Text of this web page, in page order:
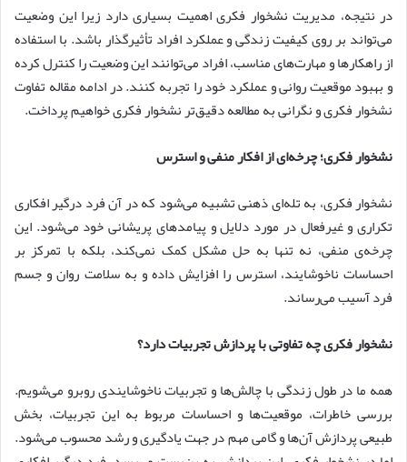
در نتیجه، مدیریت نشخوار فکری اهمیت بسیاری دارد زیرا این وضعیت
می‌تواند بر روی کیفیت زندگی و عملکرد افراد تأثیرگذار باشد. با استفاده
از راهکارها و مهارت‌های مناسب، افراد می‌توانند این وضعیت را کنترل کرده
و بهبود موقعیت روانی و عملکرد خود را تجربه کنند. در ادامه مقاله تفاوت
نشخوار فکری و نگرانی به مطالعه دقیق‌تر نشخوار فکری خواهیم پرداخت.
نشخوار فکری؛ چرخه‌ای از افکار منفی و استرس
نشخوار فکری، به تله‌ای ذهنی تشبیه می‌شود که در آن فرد درگیر افکاری
تکراری و غیرفعال در مورد دلایل و پیامدهای پریشانی خود می‌شود. این
چرخه‌ی منفی، نه تنها به حل مشکل کمک نمی‌کند، بلکه با تمرکز بر
احساسات ناخوشایند، استرس را افزایش داده و به سلامت روان و جسم
فرد آسیب می‌رساند.
نشخوار فکری چه تفاوتی با پردازش تجربیات دارد؟
همه ما در طول زندگی با چالش‌ها و تجربیات ناخوشایندی روبرو می‌شویم.
بررسی خاطرات، موقعیت‌ها و احساسات مربوط به این تجربیات، بخش
طبیعی پردازش آن‌ها و گامی مهم در جهت یادگیری و رشد محسوب می‌شود.